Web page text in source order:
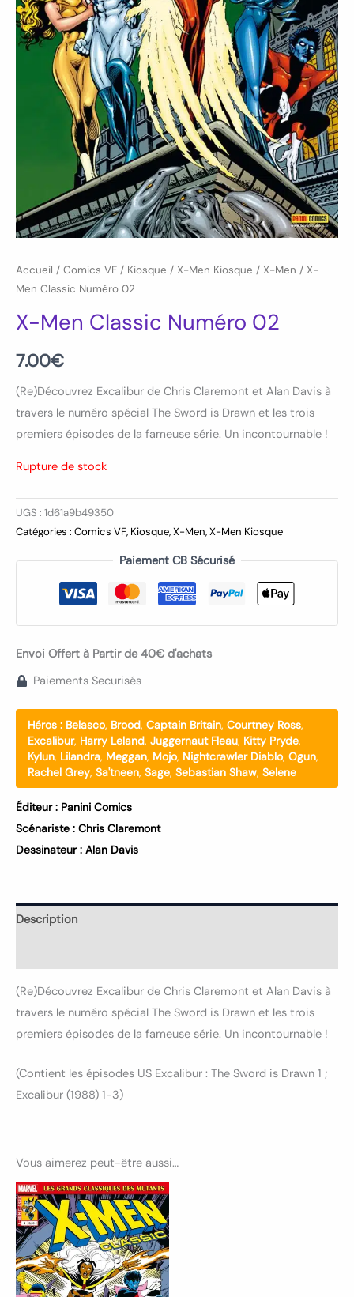
Accueil / Comics VF / Kiosque / X-Men Kiosque / X-Men / X-
Men Classic Numéro 02
X-Men Classic Numéro 02
7.00€
(Re)Découvrez Excalibur de Chris Claremont et Alan Davis à
travers le numéro spécial The Sword is Drawn et les trois
premiers épisodes de la fameuse série. Un incontournable !
Rupture de stock
UGS : 1d61a9b49350
Catégories : Comics VF, Kiosque,X-Men,X-Men Kiosque
Paiement CB Sécurisé
Envoi Offert à Partir de 40€ d'achats
Paiements Securisés
Héros : Belasco, Brood, Captain Britain, Courtney Ross,
Excalibur, Harry Leland, Juggernaut Fleau, Kitty Pryde,
Kylun, Lilandra, Meggan, Mojo, Nightcrawler Diablo, Ogun,
Rachel Grey, Sa'tneen, Sage, Sebastian Shaw, Selene
Éditeur : Panini Comics
Scénariste : Chris Claremont
Dessinateur : Alan Davis
Description
(Re)Découvrez Excalibur de Chris Claremont et Alan Davis à
travers le numéro spécial The Sword is Drawn et les trois
premiers épisodes de la fameuse série. Un incontournable !
(Contient les épisodes US Excalibur : The Sword is Drawn 1 ;
Excalibur (1988) 1-3)
Vous aimerez peut-être aussi…